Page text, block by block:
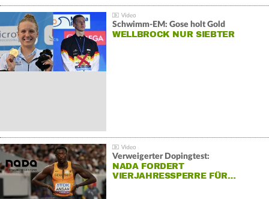
Schwimm-EM: Gose holt Gold
WELLBROCK NUR SIEBTER
Verweigerter Dopingtest:
NADA FORDERT
VIERJAHRESSPERRE FÜR…